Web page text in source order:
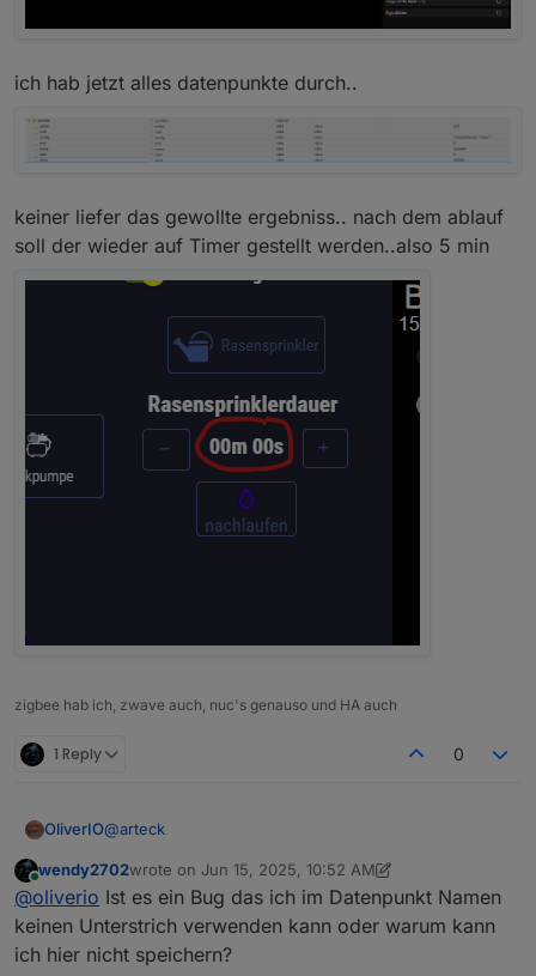
ich hab jetzt alles datenpunkte durch..
keiner liefer das gewollte ergebniss.. nach dem ablauf
soll der wieder auf Timer gestellt werden..also 5 min
zigbee hab ich, zwave auch, nuc's genauso und HA auch
1 Reply 0
OliverIO@arteck
Kannst du bitte noch nach Fehlern in der Web
Developer Konsole schauen?
Online
wendy2702wrote on Jun 15, 2025, 10:52 AM
last edited by wendy2702Jun 15, 2025, 12:52 PM
@oliverio Ist es ein Bug das ich im Datenpunkt Namen
keinen Unterstrich verwenden kann oder warum kann
ich hier nicht speichern?